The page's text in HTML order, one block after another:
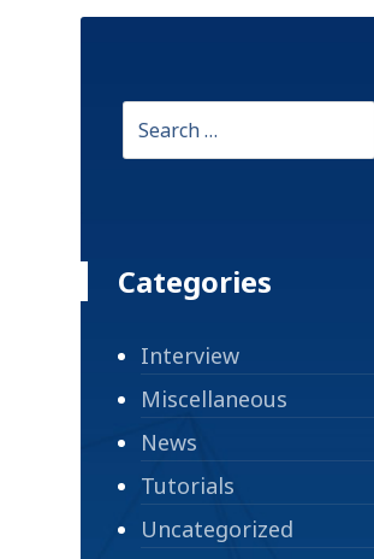
Categories
Interview
Miscellaneous
News
Tutorials
Uncategorized